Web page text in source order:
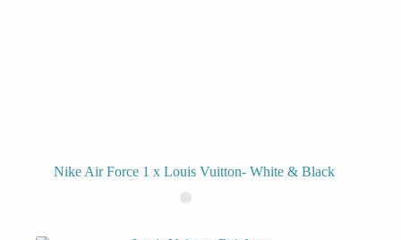
Nike Air Force 1 x Louis Vuitton- White & Black